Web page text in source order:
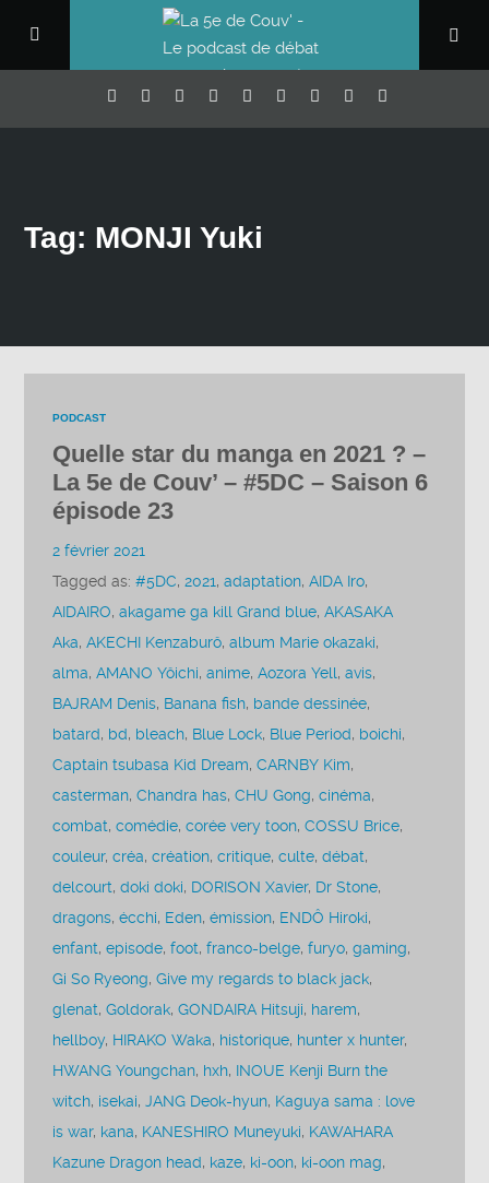
Tag: MONJI Yuki
PODCAST
Quelle star du manga en 2021 ? –
La 5e de Couv’ – #5DC – Saison 6
épisode 23
2 février 2021
Tagged as:#5DC,2021,adaptation,AIDA Iro,
AIDAIRO,akagame ga kill Grand blue,AKASAKA
Aka,AKECHI Kenzaburô,album Marie okazaki,
alma,AMANO Yôichi,anime,Aozora Yell,avis,
BAJRAM Denis, Banana fish, bande dessinée,
batard, bd, bleach, Blue Lock, Blue Period, boichi,
Captain tsubasa Kid Dream,CARNBY Kim,
casterman,Chandra has,CHU Gong,cinéma,
combat,comédie,corée very toon,COSSU Brice,
couleur,créa,création,critique,culte,débat,
delcourt,doki doki, DORISON Xavier, Dr Stone,
dragons,écchi, Eden,émission, ENDÔ Hiroki,
enfant,episode,foot,franco-belge,furyo,gaming,
Gi So Ryeong,Give my regards to black jack,
glenat,Goldorak,GONDAIRA Hitsuji, harem,
hellboy, HIRAKO Waka, historique, hunter x hunter,
HWANG Youngchan, hxh, INOUE Kenji Burn the
witch, isekai,JANG Deok-hyun, Kaguya sama : love
is war, kana, KANESHIRO Muneyuki, KAWAHARA
Kazune Dragon head, kaze, ki-oon, ki-oon mag,